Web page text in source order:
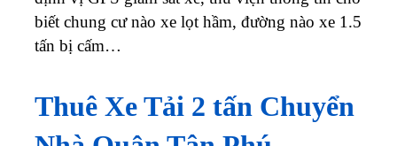
biết chung cư nào xe lọt hầm, đường nào xe 1.5
tấn bị cấm…
Thuê Xe Tải 2 tấn Chuyển